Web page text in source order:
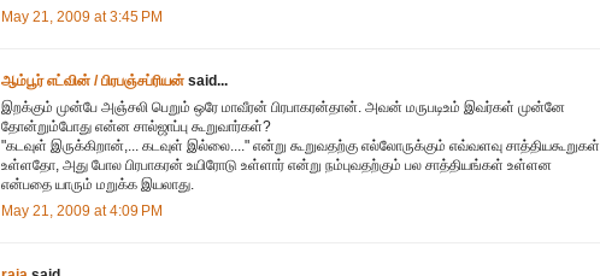
May 21, 2009 at 3:45 PM
ஆம்பூர் எட்வின் / பிரபஞ்சப்ரியன் said...
இறக்கும் முன்பே அஞ்சலி பெறும் ஒரே மாவீரன் பிரபாகரன்தான். அவன் மருபடிஉம் இவர்கள் முன்னே
தோன்றும்போது என்ன சால்ஜாப்பு கூறுவார்கள்?
"கடவுள் இருக்கிறான்,... கடவுள் இல்லை...." என்று கூறுவதற்கு எல்லோருக்கும் எவ்வளவு சாத்தியகூறுகள்
உள்ளதோ, அது போல பிரபாகரன் உயிரோடு உள்ளார் என்று நம்புவதற்கும் பல சாத்தியங்கள் உள்ளன
என்பதை யாரும் மறுக்க இயலாது.
May 21, 2009 at 4:09 PM